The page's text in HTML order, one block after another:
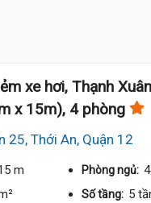
xe hơi, Thạnh
x 15m), 4 phòng
25, Thới An, Quận 12
m Phòng ngủ:
Số tầng: 5